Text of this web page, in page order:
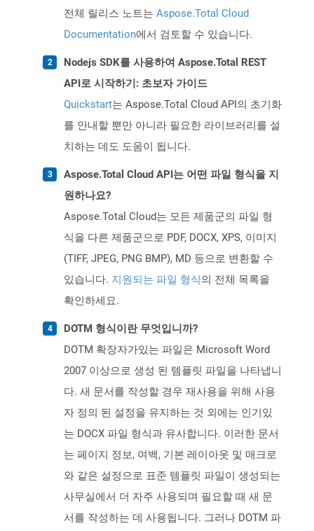
전체 릴리스 노트는 Aspose.Total Cloud
Documentation에서 검토할 수 있습니다.
Nodejs SDK를 사용하여 Aspose.Total REST
API로 시작하기: 초보자 가이드
Quickstart는 Aspose.Total Cloud API의 초기화
를 안내할 뿐만 아니라 필요한 라이브러리를 설
치하는 데도 도움이 됩니다.
Aspose.Total Cloud API는 어떤 파일 형식을 지
원하나요?
Aspose.Total Cloud는 모든 제품군의 파일 형
식을 다른 제품군으로 PDF, DOCX, XPS, 이미지
(TIFF, JPEG, PNG BMP), MD 등으로 변환할 수
있습니다. 지원되는 파일 형식의 전체 목록을
확인하세요.
DOTM 형식이란 무엇입니까?
DOTM 확장자가있는 파일은 Microsoft Word
2007 이상으로 생성 된 템플릿 파일을 나타냅니
다. 새 문서를 작성할 경우 재사용을 위해 사용
자 정의 된 설정을 유지하는 것 외에는 인기있
는 DOCX 파일 형식과 유사합니다. 이러한 문서
는 페이지 정보, 여백, 기본 레이아웃 및 매크로
와 같은 설정으로 표준 템플릿 파일이 생성되는
사무실에서 더 자주 사용되며 필요할 때 새 문
서를 작성하는 데 사용됩니다. 그러나 DOTM 파